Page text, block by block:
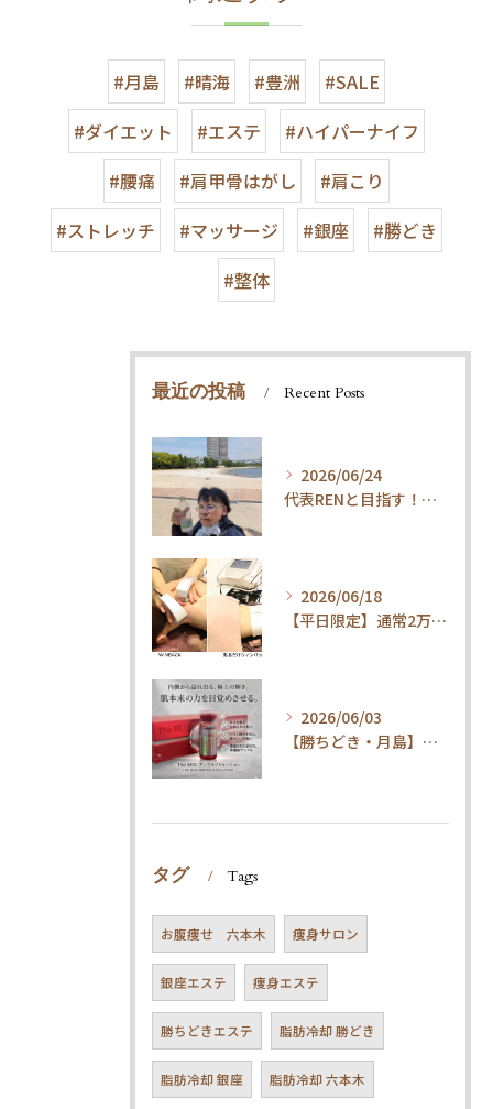
#月島 #晴海 #豊洲
#SALE
#ダイエット
#エステ
#ハイパーナイフ
#腰痛
#肩甲骨はがし
#肩こり
#ストレッチ
#マッサージ #銀座
#勝どき
#整体
最近の投稿 Recent Posts
2026/06/24
代表RENと目指す！内臓ケア×ウォーキングで叶える「疲れ知らずの健康体」
2026/06/18
【平日限定】通常2万円→1.5万円！整体×内臓ケアで代謝UP・体質改善コース
2026/06/03
【勝ちどき・月島】腹筋してもお腹が凹まない方へ。脂肪冷却＆最新技術とは
タグ Tags
お腹痩せ 六本木 痩身サロン
銀座エステ 痩身エステ
勝ちどきエステ 脂肪冷却 勝どき
脂肪冷却 銀座 脂肪冷却 六本木